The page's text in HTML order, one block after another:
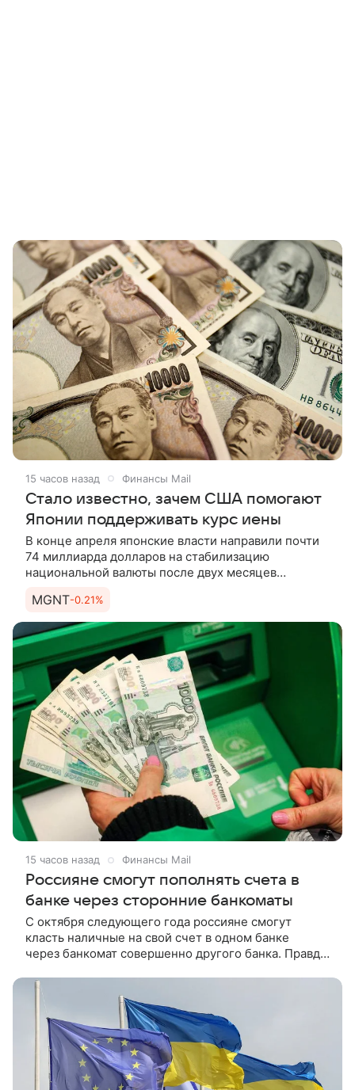
15 часов назад Финансы Mail
Стало известно, зачем США помогают
Японии поддерживать курс иены
В конце апреля японские власти направили почти
74 миллиарда долларов на стабилизацию
национальной валюты после двух месяцев
недолгим: к 23 июля иена обновила
MGNT-0.21%
15 часов назад Финансы Mail
Россияне смогут пополнять счета в
банке через сторонние банкоматы
С октября следующего года россияне смогут
класть наличные на свой счет в одном банке
через банкомат совершенно другого банка. Правда,
для каждой кредитной